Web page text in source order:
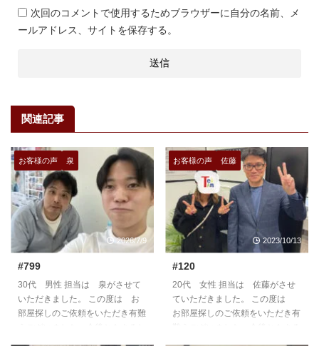
次回のコメントで使用するためブラウザーに自分の名前、メ
ールアドレス、サイトを保存する。
関連記事
お客様の声 泉
2026/7/9
#799
30代 男性 担当は 泉がさせて
いただきました。 この度は お
部屋探しのご依頼をいただき有難
お客様の声 佐藤
2023/10/13
#120
20代 女性 担当は 佐藤がさせ
ていただきました。 この度は
お部屋探しのご依頼をいただき有